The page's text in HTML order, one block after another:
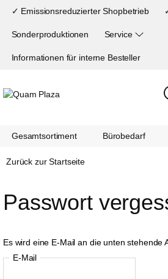
✓ Emissionsreduzierter Shopbetrieb
Sonderproduktionen Service
Informationen für interne Besteller
Gesamtsortiment Bürobedarf
Zurück zur Startseite
Passwort
Es wird eine E-Mail an die unten stehende
E-Mail